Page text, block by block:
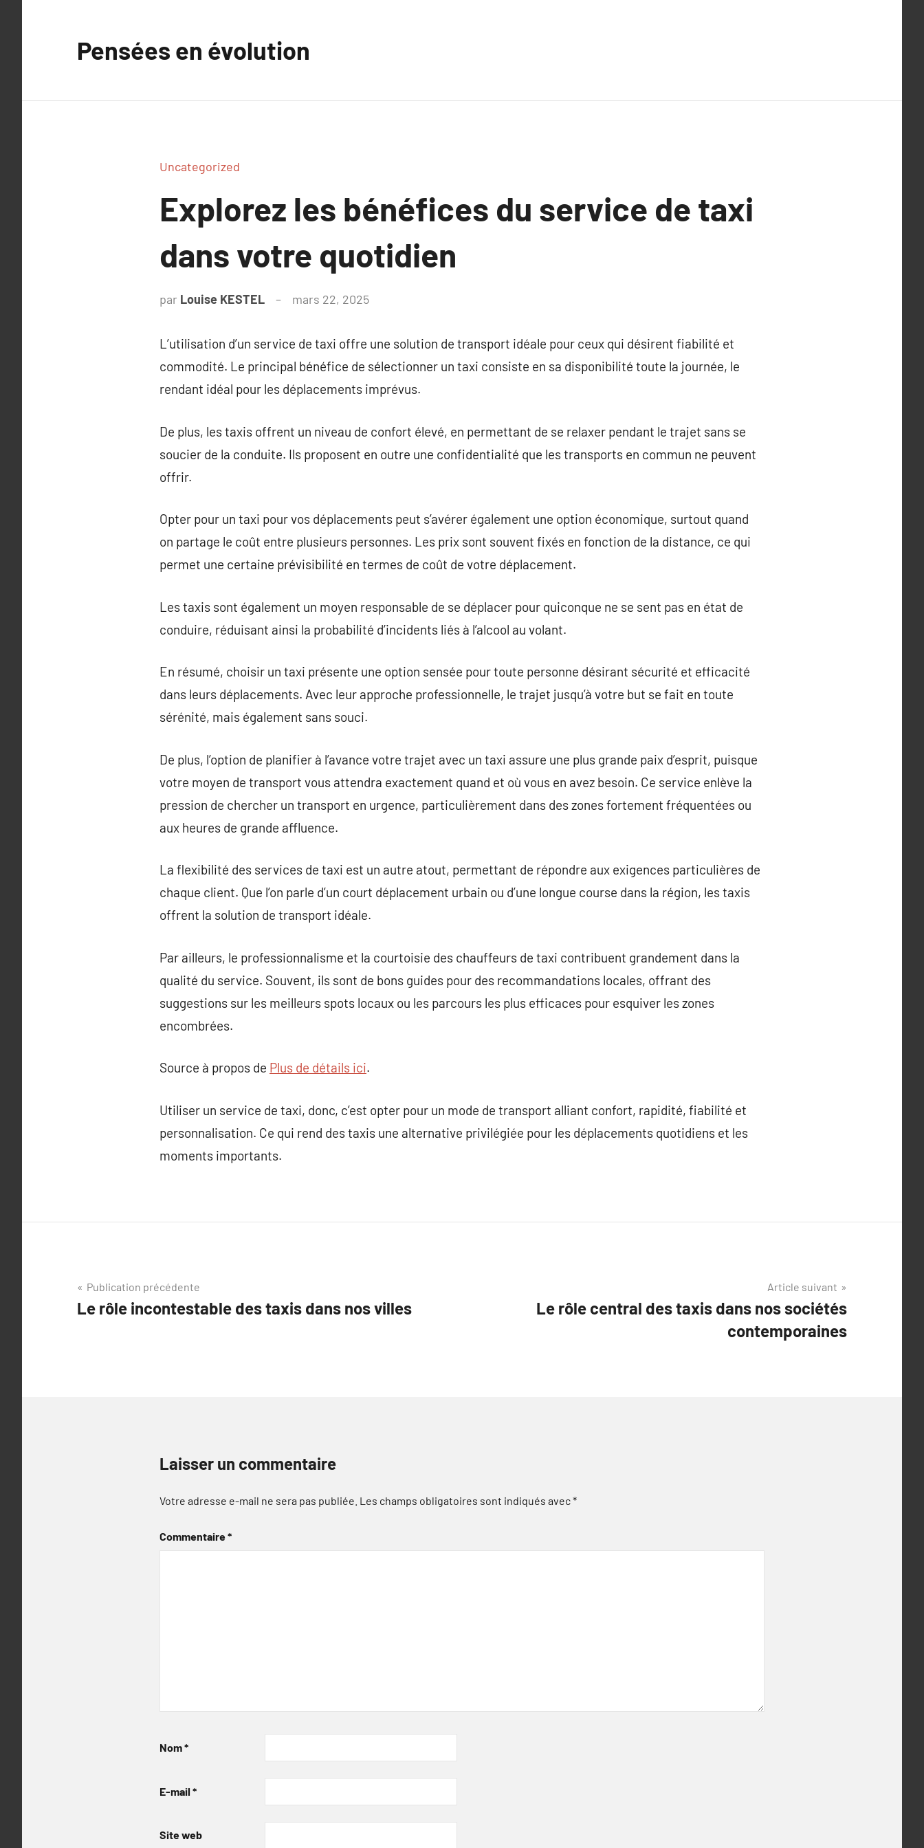
Pensées en évolution
Uncategorized
Explorez les bénéfices du service de taxi
dans votre quotidien
par Louise KESTEL mars 22, 2025
L’utilisation d’un service de taxi offre une solution de transport idéale pour ceux qui désirent fiabilité et
commodité. Le principal bénéfice de sélectionner un taxi consiste en sa disponibilité toute la journée, le
rendant idéal pour les déplacements imprévus.
De plus, les taxis offrent un niveau de confort élevé, en permettant de se relaxer pendant le trajet sans se
soucier de la conduite. Ils proposent en outre une confidentialité que les transports en commun ne peuvent
offrir.
Opter pour un taxi pour vos déplacements peut s’avérer également une option économique, surtout quand
on partage le coût entre plusieurs personnes. Les prix sont souvent fixés en fonction de la distance, ce qui
permet une certaine prévisibilité en termes de coût de votre déplacement.
Les taxis sont également un moyen responsable de se déplacer pour quiconque ne se sent pas en état de
conduire, réduisant ainsi la probabilité d’incidents liés à l’alcool au volant.
En résumé, choisir un taxi présente une option sensée pour toute personne désirant sécurité et efficacité
dans leurs déplacements. Avec leur approche professionnelle, le trajet jusqu’à votre but se fait en toute
sérénité, mais également sans souci.
De plus, l’option de planifier à l’avance votre trajet avec un taxi assure une plus grande paix d’esprit, puisque
votre moyen de transport vous attendra exactement quand et où vous en avez besoin. Ce service enlève la
pression de chercher un transport en urgence, particulièrement dans des zones fortement fréquentées ou
aux heures de grande affluence.
La flexibilité des services de taxi est un autre atout, permettant de répondre aux exigences particulières de
chaque client. Que l’on parle d’un court déplacement urbain ou d’une longue course dans la région, les taxis
offrent la solution de transport idéale.
Par ailleurs, le professionnalisme et la courtoisie des chauffeurs de taxi contribuent grandement dans la
qualité du service. Souvent, ils sont de bons guides pour des recommandations locales, offrant des
suggestions sur les meilleurs spots locaux ou les parcours les plus efficaces pour esquiver les zones
encombrées.
Source à propos de Plus de détails ici.
Utiliser un service de taxi, donc, c’est opter pour un mode de transport alliant confort, rapidité, fiabilité et
personnalisation. Ce qui rend des taxis une alternative privilégiée pour les déplacements quotidiens et les
moments importants.
Navigation
de
Publication précédente
Le rôle incontestable des taxis dans nos villes
Article suivant
Le rôle central des taxis dans nos sociétés
contemporaines
Laisser un commentaire
Votre adresse e-mail ne sera pas publiée. Les champs obligatoires sont indiqués avec*
Commentaire*
Nom*
E-mail *
Site web